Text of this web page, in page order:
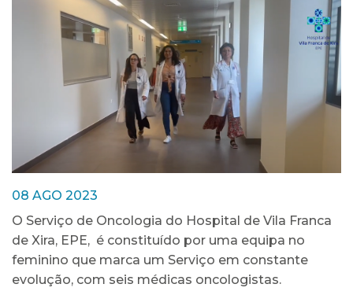
08 AGO 2023
O Serviço de Oncologia do Hospital de Vila Franca
de Xira, EPE, é constituído por uma equipa no
feminino que marca um Serviço em constante
evolução, com seis médicas oncologistas.